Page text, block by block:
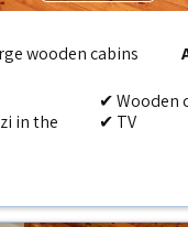
wooden cabins
✔ Wooden
in the
✔ TV